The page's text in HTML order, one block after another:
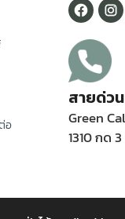
อ
สายด่ว
Green
1310 กด 3